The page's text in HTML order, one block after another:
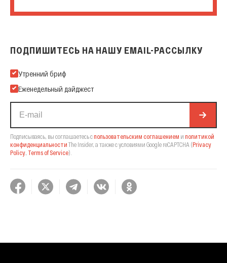
ПОДПИШИТЕСЬ НА НАШУ EMAIL-РАССЫЛКУ
Подпишитесь на нашу Email-рассылку
Утренний бриф
Еженедельный дайджест
Подписываясь, вы соглашаетесь спользовательским соглашением и политикой
конфиденциальности The Insider, а также с условиями Google reCAPTCHA (Privacy
Policy Terms of Service).